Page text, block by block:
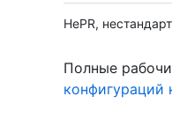
НеPR,
Полные
конфигураций